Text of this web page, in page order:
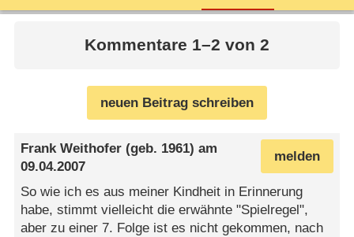
Kommentare 1–2 von 2
neuen Beitrag schreiben
melden
Frank Weithofer (geb. 1961) am
09.04.2007
So wie ich es aus meiner Kindheit in Erinnerung
habe, stimmt vielleicht die erwähnte "Spielregel",
aber zu einer 7. Folge ist es nicht gekommen, nach